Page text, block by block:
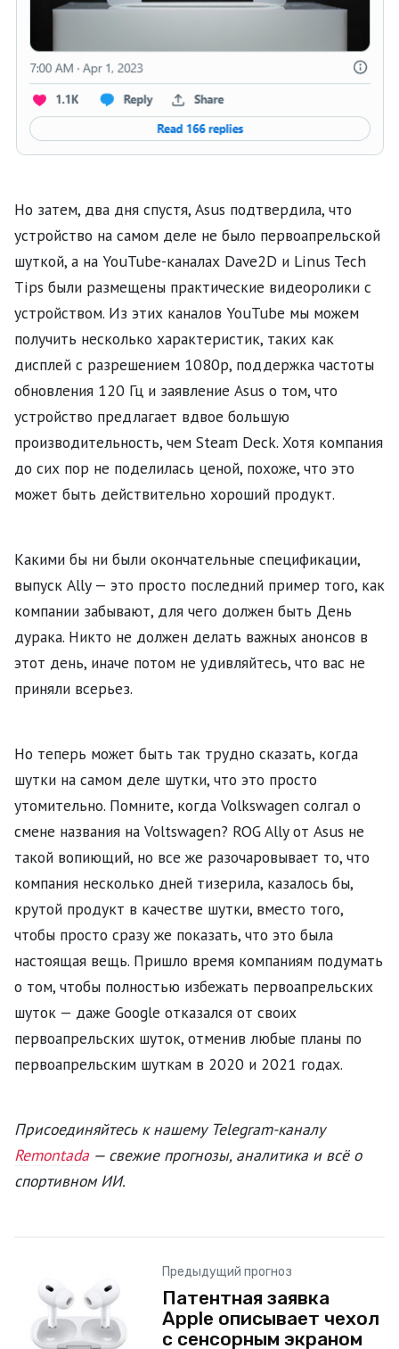
Но затем, два дня спустя, Asus подтвердила, что
устройство на самом деле не было первоапрельской
шуткой, а на YouTube-каналах Dave2D и Linus Tech
Tips были размещены практические видеоролики с
устройством. Из этих каналов YouTube мы можем
получить несколько характеристик, таких как
дисплей с разрешением 1080p, поддержка частоты
обновления 120 Гц и заявление Asus о том, что
устройство предлагает вдвое большую
производительность, чем Steam Deck. Хотя компания
до сих пор не поделилась ценой, похоже, что это
может быть действительно хороший продукт.
Какими бы ни были окончательные спецификации,
выпуск Ally — это просто последний пример того, как
компании забывают, для чего должен быть День
дурака. Никто не должен делать важных анонсов в
этот день, иначе потом не удивляйтесь, что вас не
приняли всерьез.
Но теперь может быть так трудно сказать, когда
шутки на самом деле шутки, что это просто
утомительно. Помните, когда Volkswagen солгал о
смене названия на Voltswagen? ROG Ally от Asus не
такой вопиющий, но все же разочаровывает то, что
компания несколько дней тизерила, казалось бы,
крутой продукт в качестве шутки, вместо того,
чтобы просто сразу же показать, что это была
настоящая вещь. Пришло время компаниям подумать
о том, чтобы полностью избежать первоапрельских
шуток — даже Google отказался от своих
первоапрельских шуток, отменив любые планы по
первоапрельским шуткам в 2020 и 2021 годах.
Присоединяйтесь к нашему Telegram-каналу
Remontada — свежие прогнозы, аналитика и всё о
спортивном ИИ.
Предыдущий прогноз
Патентная заявка
Apple описывает чехол
с сенсорным экраном